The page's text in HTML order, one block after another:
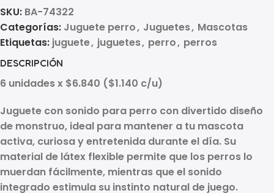
SKU: BA-74322
Categorías: Juguete perro, Juguetes, Mascotas
Etiquetas: juguete, juguetes, perro, perros
DESCRIPCIÓN
6 unidades x $6.840 ($1.140 c/u)
Juguete con sonido para perro con divertido diseño
de monstruo, ideal para mantener a tu mascota
activa, curiosa y entretenida durante el día. Su
material de látex flexible permite que los perros lo
muerdan fácilmente, mientras que el sonido
integrado estimula su instinto natural de juego.